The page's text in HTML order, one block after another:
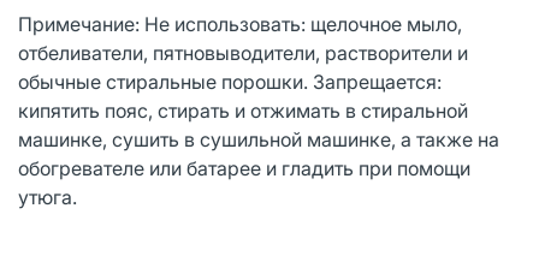
Примечание: Не использовать: щелочное мыло,
отбеливатели, пятновыводители, растворители и
обычные стиральные порошки. Запрещается:
кипятить пояс, стирать и отжимать в стиральной
машинке, сушить в сушильной машинке, а также на
обогревателе или батарее и гладить при помощи
утюга.